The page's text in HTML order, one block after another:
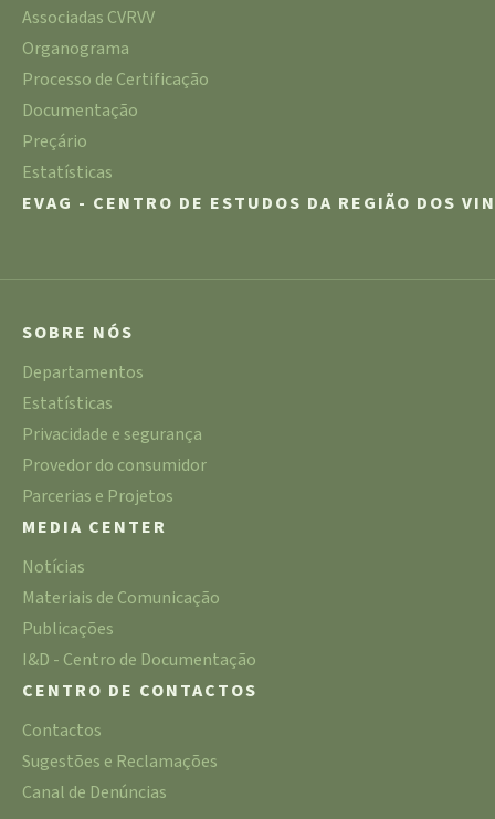
Associadas CVRVV
Organograma
Processo de Certificação
Documentação
Preçário
Estatísticas
EVAG - CENTRO DE ESTUDOS DA REGIÃO DOS
SOBRE NÓS
Departamentos
Estatísticas
Privacidade e segurança
Provedor do consumidor
Parcerias e Projetos
MEDIA CENTER
Notícias
Materiais de Comunicação
Publicações
I&D - Centro de Documentação
CENTRO DE CONTACTOS
Contactos
Sugestões e Reclamações
Canal de Denúncias